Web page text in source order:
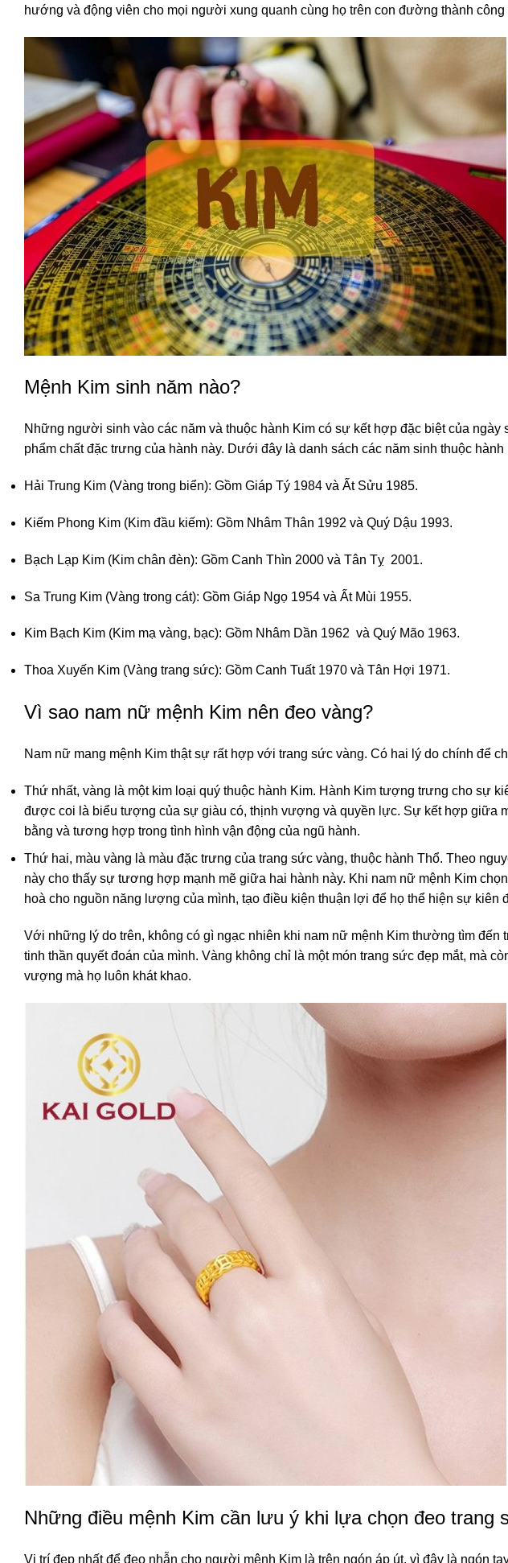
hướng và động viên cho mọi người xung quanh cùng họ trên con đường thành công
Mệnh Kim sinh năm nào?
Những người sinh vào các năm và thuộc hành Kim có sự kết hợp đặc biệt của ngày
phẩm chất đặc trưng của hành này. Dưới đây là danh sách các năm sinh thuộc hành
Hải Trung Kim (Vàng trong biển): Gồm Giáp Tý 1984 và Ất Sửu 1985.
Kiếm Phong Kim (Kim đầu kiếm): Gồm Nhâm Thân 1992 và Quý Dậu 1993.
Bạch Lạp Kim (Kim chân đèn): Gồm Canh Thìn 2000 và Tân Tỵ 2001.
Sa Trung Kim (Vàng trong cát): Gồm Giáp Ngọ 1954 và Ất Mùi 1955.
Kim Bạch Kim (Kim mạ vàng, bạc): Gồm Nhâm Dần 1962 và Quý Mão 1963.
Thoa Xuyến Kim (Vàng trang sức): Gồm Canh Tuất 1970 và Tân Hợi 1971.
Vì sao nam nữ mệnh Kim nên đeo vàng?
Nam nữ mang mệnh Kim thật sự rất hợp với trang sức vàng. Có hai lý do chính để
Thứ nhất, vàng là một kim loại quý thuộc hành Kim. Hành Kim tượng trưng cho sự
được coi là biểu tượng của sự giàu có, thịnh vượng và quyền lực. Sự kết hợp giữa
bằng và tương hợp trong tình hình vận động của ngũ hành.
Thứ hai, màu vàng là màu đặc trưng của trang sức vàng, thuộc hành Thổ. Theo
này cho thấy sự tương hợp mạnh mẽ giữa hai hành này. Khi nam nữ mệnh Kim
hoà cho nguồn năng lượng của mình, tạo điều kiện thuận lợi để họ thể hiện sự kiên
Với những lý do trên, không có gì ngạc nhiên khi nam nữ mệnh Kim thường tìm đến
tinh thần quyết đoán của mình. Vàng không chỉ là một món trang sức đẹp mắt, mà
vượng mà họ luôn khát khao.
Những điều mệnh Kim cần lưu ý khi lựa chọn đeo trang
Vị trí đẹp nhất để đeo nhẫn cho người mệnh Kim là trên ngón áp út, vì đây là ngón